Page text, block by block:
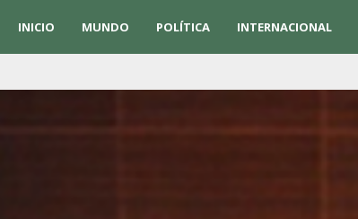
INICIO MUNDO POLÍTICA INTERNACIONAL